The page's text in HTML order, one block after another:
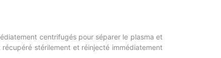
centrifugés pour séparer le plasma et
stérilement et réinjecté immédiatement